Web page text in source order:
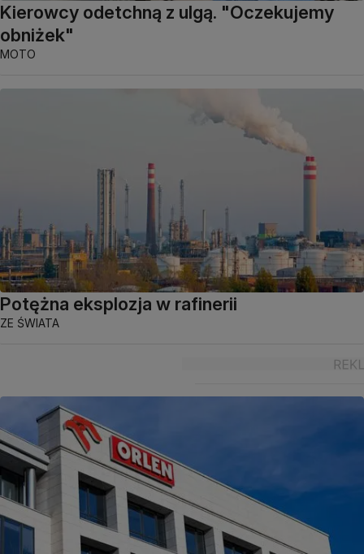
Kierowcy odetchną z ulgą. "Oczekujemy
obniżek"
MOTO
Potężna eksplozja w rafinerii
ZE ŚWIATA